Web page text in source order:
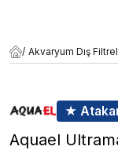
/ Akvaryum Dış
★
Aquael